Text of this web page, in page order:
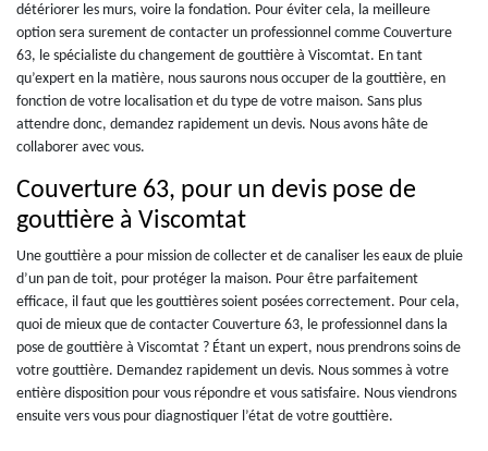
détériorer les murs, voire la fondation. Pour éviter cela, la meilleure
option sera surement de contacter un professionnel comme Couverture
63, le spécialiste du changement de gouttière à Viscomtat. En tant
qu’expert en la matière, nous saurons nous occuper de la gouttière, en
fonction de votre localisation et du type de votre maison. Sans plus
attendre donc, demandez rapidement un devis. Nous avons hâte de
collaborer avec vous.
Couverture 63, pour un devis pose de
gouttière à Viscomtat
Une gouttière a pour mission de collecter et de canaliser les eaux de pluie
d’un pan de toit, pour protéger la maison. Pour être parfaitement
efficace, il faut que les gouttières soient posées correctement. Pour cela,
quoi de mieux que de contacter Couverture 63, le professionnel dans la
pose de gouttière à Viscomtat ? Étant un expert, nous prendrons soins de
votre gouttière. Demandez rapidement un devis. Nous sommes à votre
entière disposition pour vous répondre et vous satisfaire. Nous viendrons
ensuite vers vous pour diagnostiquer l’état de votre gouttière.